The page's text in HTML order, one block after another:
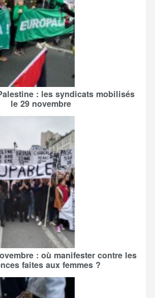
: les syndicats mobilisés
le 29 novembre
: où manifester contre les
faites aux femmes ?